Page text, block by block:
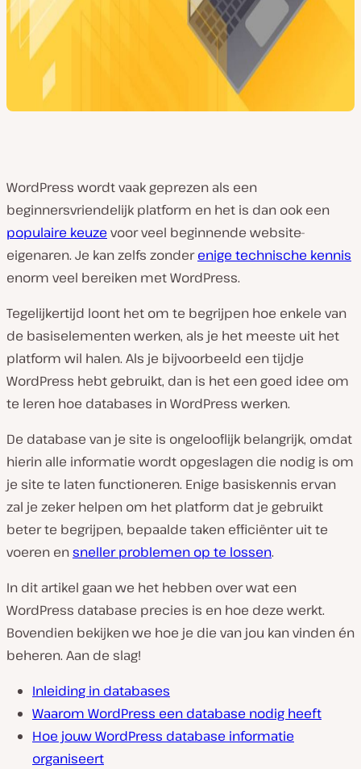
WordPress wordt vaak geprezen als een
beginnersvriendelijk platform en het is dan ook een
populaire keuze voor veel beginnende website-
eigenaren. Je kan zelfs zonderenige technische kennis
enorm veel bereiken met WordPress.
Tegelijkertijd loont het om te begrijpen hoe enkele van
de basiselementen werken, als je het meeste uit het
platform wil halen. Als je bijvoorbeeld een tijdje
WordPress hebt gebruikt, dan is het een goed idee om
te leren hoe databases in WordPress werken.
De database van je site is ongelooflijk belangrijk, omdat
hierin alle informatie wordt opgeslagen die nodig is om
je site te laten functioneren. Enige basiskennis ervan
zal je zeker helpen om het platform dat je gebruikt
beter te begrijpen, bepaalde taken efficiënter uit te
voeren ensneller problemen op te lossen.
In dit artikel gaan we het hebben over wat een
WordPress database precies is en hoe deze werkt.
Bovendien bekijken we hoe je die van jou kan vinden én
beheren. Aan de slag!
Inleiding in databases
Waarom WordPress een database nodig heeft
Hoe jouw WordPress database informatie
organiseert